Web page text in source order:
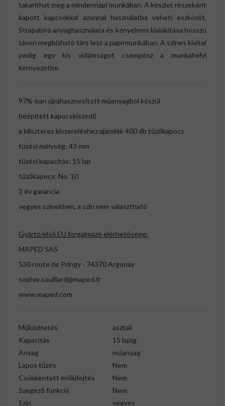
takaríthat meg a mindennapi munkában. A készlet részeként
kapott kapcsokkal azonnal használatba veheti eszközét.
Strapabíró anyaghasználata és kényelmes kialakítása hosszú
távon megbízható társ lesz a papírmunkában. A színes kivitel
pedig egy kis vidámságot csempész a munkahelyi
környezetbe.
97%-ban újrahasznosított műanyagból készül
beépített kapocskiszedő
a bliszteres kiszereléshez ajándék 400 db tűzőkapocs
tűzési mélység: 43 mm
tűzési kapacitás: 15 lap
tűzőkapocs: No. 10
3 év garancia
vegyes színekben, a szín nem választható
Gyártó/első EU forgalmazó elérhetősége:
MAPED SAS
530 route de Pringy - 74370 Argonay
sophie.souillard@maped.fr
www.maped.com
Működtetés
asztali
Kapacitás
15 lapig
Anyag
műanyag
Lapos tűzés
Nem
Csökkentett erőkifejtés
Nem
Szegező funkció
Nem
Szín
vegyes